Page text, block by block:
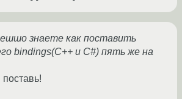
знаете как поставить
bindings(С++ и C#) пять же на